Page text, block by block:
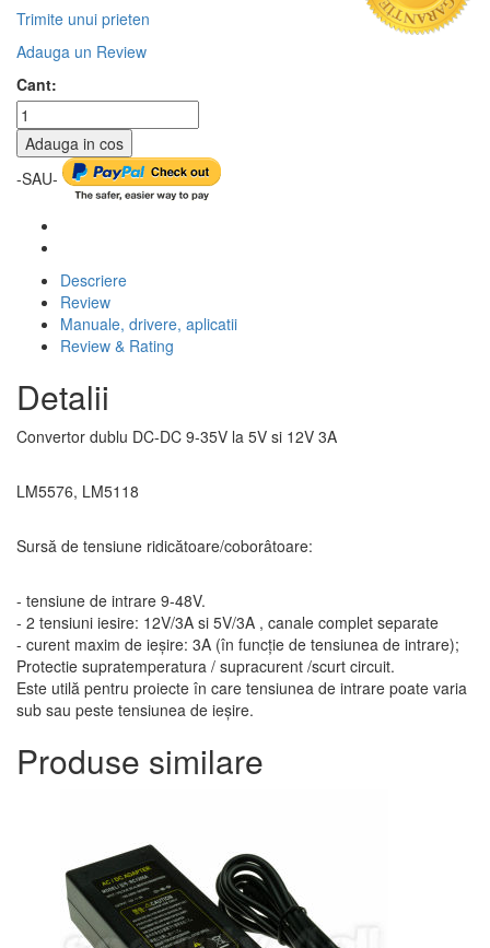
Trimite unui prieten
Adauga un Review
Cant:
Adauga in cos
-SAU-
Descriere
Review
Manuale, drivere, aplicatii
Review & Rating
Detalii
Convertor dublu DC-DC 9-35V la 5V si 12V 3A
LM5576, LM5118
Sursă de tensiune ridicătoare/coborâtoare:
- tensiune de intrare 9-48V.
- 2 tensiuni iesire: 12V/3A si 5V/3A , canale complet separate
- curent maxim de ieșire: 3A (în funcție de tensiunea de intrare);
Protectie supratemperatura / supracurent /scurt circuit.
Este utilă pentru proiecte în care tensiunea de intrare poate varia
sub sau peste tensiunea de ieșire.
Produse similare